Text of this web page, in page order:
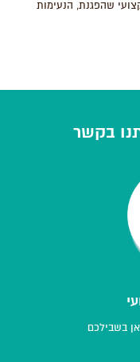
שהפגנת, הנעימות
בקשר
בשבילכם